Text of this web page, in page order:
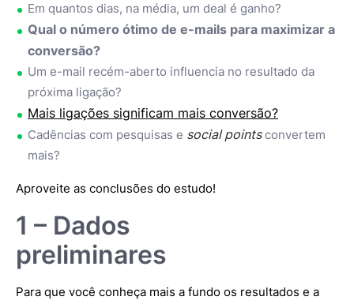
Em quantos dias, na média, um deal é ganho?
Qual o número ótimo de e-mails para maximizar a
conversão?
Um e-mail recém-aberto influencia no resultado da
próxima ligação?
Mais ligações significam mais conversão?
Cadências com pesquisas e social pointsconvertem
mais?
Aproveite as conclusões do estudo!
1 – Dados
preliminares
Para que você conheça mais a fundo os resultados e a